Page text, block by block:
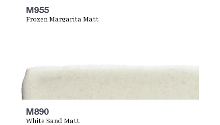
M955
Frozen Margarita Matt
M890
White Sand Matt